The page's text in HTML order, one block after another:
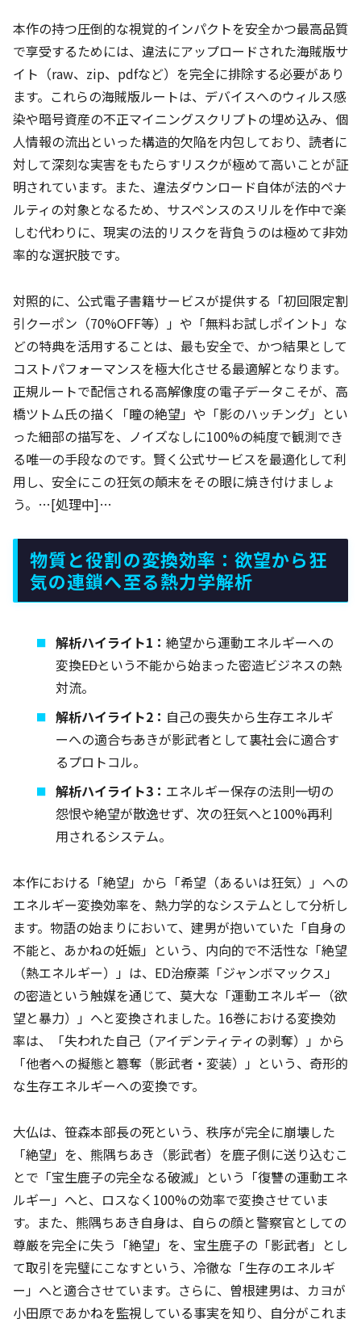
本作の持つ圧倒的な視覚的インパクトを安全かつ最高品質
で享受するためには、違法にアップロードされた海賊版サ
イト（raw、zip、pdfなど）を完全に排除する必要があり
ます。これらの海賊版ルートは、デバイスへのウィルス感
染や暗号資産の不正マイニングスクリプトの埋め込み、個
人情報の流出といった構造的欠陥を内包しており、読者に
対して深刻な実害をもたらすリスクが極めて高いことが証
明されています。また、違法ダウンロード自体が法的ペナ
ルティの対象となるため、サスペンスのスリルを作中で楽
しむ代わりに、現実の法的リスクを背負うのは極めて非効
率的な選択肢です。
対照的に、公式電子書籍サービスが提供する「初回限定割
引クーポン（70%OFF等）」や「無料お試しポイント」な
どの特典を活用することは、最も安全で、かつ結果として
コストパフォーマンスを極大化させる最適解となります。
正規ルートで配信される高解像度の電子データこそが、高
橋ツトム氏の描く「瞳の絶望」や「影のハッチング」とい
った細部の描写を、ノイズなしに100%の純度で観測でき
る唯一の手段なのです。賢く公式サービスを最適化して利
用し、安全にこの狂気の顛末をその眼に焼き付けましょ
う。…[処理中]…
物質と役割の変換効率：欲望から狂
気の連鎖へ至る熱力学解析
解析ハイライト1：絶望から運動エネルギーへの
変換――EDという不能から始まった密造ビジネスの熱
対流。
解析ハイライト2： 自己の喪失から生存エネルギ
ーへの適合――ちあきが影武者として裏社会に適合す
るプロトコル。
解析ハイライト3： エネルギー保存の法則――一切の
怨恨や絶望が散逸せず、次の狂気へと100%再利
用されるシステム。
本作における「絶望」から「希望（あるいは狂気）」への
エネルギー変換効率を、熱力学的なシステムとして分析し
ます。物語の始まりにおいて、建男が抱いていた「自身の
不能と、あかねの妊娠」という、内向的で不活性な「絶望
（熱エネルギー）」は、ED治療薬「ジャンボマックス」
の密造という触媒を通じて、莫大な「運動エネルギー（欲
望と暴力）」へと変換されました。16巻における変換効
率は、「失われた自己（アイデンティティの剥奪）」から
「他者への擬態と簒奪（影武者・変装）」という、奇形的
な生存エネルギーへの変換です。
大仏は、笹森本部長の死という、秩序が完全に崩壊した
「絶望」を、熊隅ちあき（影武者）を鹿子側に送り込むこ
とで「宝生鹿子の完全なる破滅」という「復讐の運動エネ
ルギー」へと、ロスなく100%の効率で変換させていま
す。また、熊隅ちあき自身は、自らの顔と警察官としての
尊厳を完全に失う「絶望」を、宝生鹿子の「影武者」とし
て取引を完璧にこなすという、冷徹な「生存のエネルギ
ー」へと適合させています。さらに、曽根建男は、カヨが
小田原であかねを監視している事実を知り、自分がこれま